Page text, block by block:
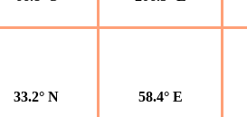
33.2° N 58.4° E